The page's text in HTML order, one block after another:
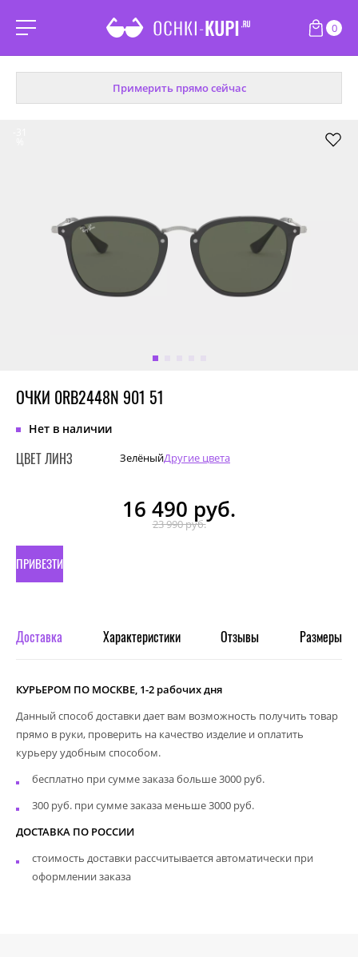
0
Примерить прямо сейчас
ОЧКИ 0RB2448N 901 51
Нет в наличии
ЦВЕТ ЛИНЗ ЗелёныйДругие цвета
16 490 руб.
23 990 руб.
ПРИВЕЗТИ
ЗАКАЗ
Доставка Характеристики Отзывы Размеры
КУРЬЕРОМ ПО МОСКВЕ, 1-2 рабочих дня
Данный способ доставки дает вам возможность получить товар
прямо в руки, проверить на качество изделие и оплатить
курьеру удобным способом.
бесплатно при сумме заказа больше 3000 руб.
300 руб. при сумме заказа меньше 3000 руб.
ДОСТАВКА ПО РОССИИ
стоимость доставки рассчитывается автоматически при
оформлении заказа